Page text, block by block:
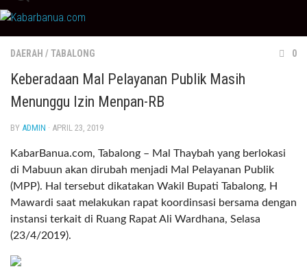
Skip
to
content
DAERAH / TABALONG 0
Keberadaan Mal Pelayanan Publik Masih
Menunggu Izin Menpan-RB
BY ADMIN · APRIL 23, 2019
KabarBanua.com, Tabalong – Mal Thaybah yang berlokasi
di Mabuun akan dirubah menjadi Mal Pelayanan Publik
(MPP). Hal tersebut dikatakan Wakil Bupati Tabalong, H
Mawardi saat melakukan rapat koordinsasi bersama dengan
instansi terkait di Ruang Rapat Ali Wardhana, Selasa
(23/4/2019).